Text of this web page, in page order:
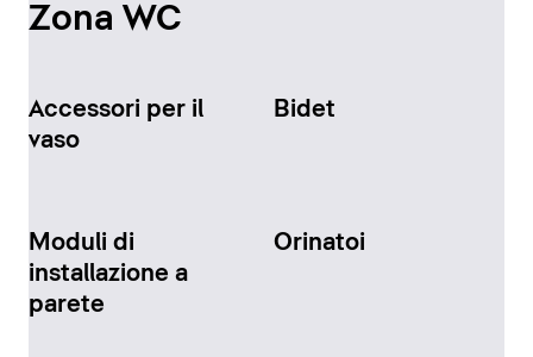
Zona WC
Accessori per il
vaso
Bidet
Moduli di
installazione a
parete
Orinatoi